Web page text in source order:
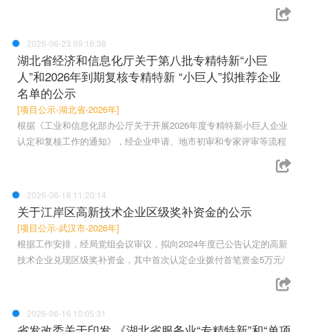
2026-06-23 09:16:38
湖北省经济和信息化厅关于第八批专精特新“小巨
人”和2026年到期复核专精特新 “小巨人”拟推荐企业
名单的公示
[项目公示-湖北省-2026年]
根据《工业和信息化部办公厅关于开展2026年度专精特新小巨人企业
认定和复核工作的通知》，经企业申请、地市初审和专家评审等流程
2026-06-18 11:20:14
关于江岸区高新技术企业区级奖补资金的公示
[项目公示-武汉市-2026年]
根据工作安排，经局党组会议审议，拟向2024年度已公告认定的高新
技术企业兑现区级奖补资金，其中首次认定企业拨付首笔资金5万元/
2026-06-16 10:05:31